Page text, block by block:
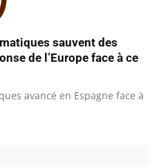
sauvent des
de l’Europe face à ce
avancé en Espagne face à